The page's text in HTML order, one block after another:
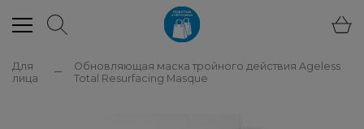
Для
лица
Обновляющая маска тройного действия Ageless
Total Resurfacing Masque